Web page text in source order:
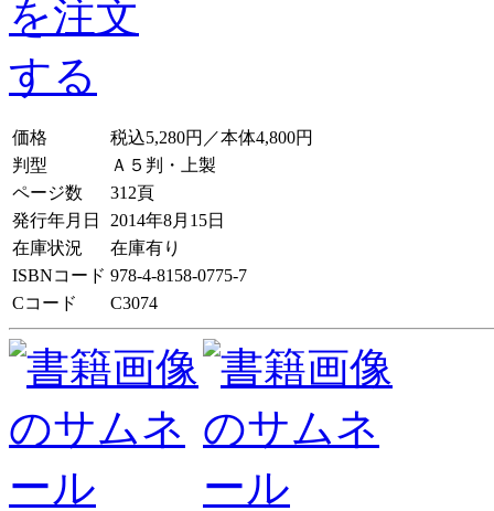
価格
税込5,280円／本体4,800円
判型
Ａ５判・上製
ページ数
312頁
発行年月日
2014年8月15日
在庫状況
在庫有り
ISBNコード 978-4-8158-0775-7
Cコード
C3074